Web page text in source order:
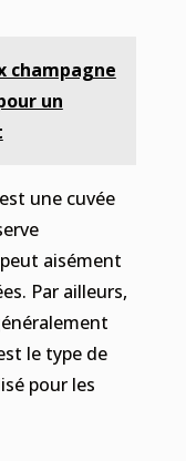
champagne
un
une cuvée
aisément
Par ailleurs,
le type de
pour les